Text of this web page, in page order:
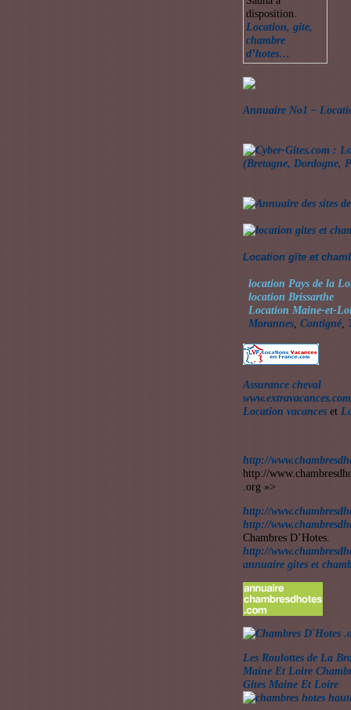
disposition.
Location, gite,
chambre
d’hotes…
Annuaire No1 –
Location gîte et
location Pays de la
location Brissarthe
Location Maine-et-
Morannes, Contigné,
Assurance cheval
www.extravacances.com
Location vacances et
http://www.
http://www.
.org »>
http://www.
http://www.
Chambres D’Hotes.
http://www.
annuaire gites et
Les Roulottes de La
Maine Et Loire
Gites Maine Et Loire